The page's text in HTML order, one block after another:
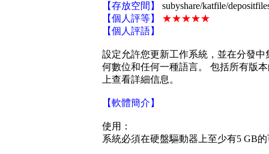
【存放空間】
subyshare/katfile/
【個人評等】
★★★★★
【個人評語】
設定允許您更新工作系統，並在分發中
何數位和任何一種語言。 包括所有版
上查看詳細信息。
【軟體簡介】
使用：
系統必須在硬盤驅動器上至少有5 GB